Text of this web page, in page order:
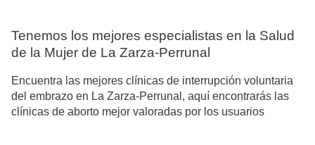
Tenemos los mejores especialistas en la Salud
de la Mujer de La Zarza-Perrunal
Encuentra las mejores clínicas de interrupción voluntaria
del embrazo en La Zarza-Perrunal, aquí encontrarás las
clínicas de aborto mejor valoradas por los usuarios